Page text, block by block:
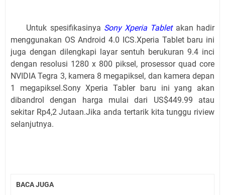
Untuk spesifikasinya Sony Xperia Tabletakan hadir
menggunakan OS Android 4.0 ICS.Xperia Tablet baru ini
juga dengan dilengkapi layar sentuh berukuran 9.4 inci
dengan resolusi 1280 x 800 piksel, prosessor quad core
NVIDIA Tegra 3, kamera 8 megapiksel, dan kamera depan
1 megapiksel.Sony Xperia Tabler baru ini yang akan
dibandrol dengan harga mulai dari US$449.99 atau
sekitar Rp4,2 Jutaan.Jika anda tertarik kita tunggu riview
selanjutnya.
BACA JUGA